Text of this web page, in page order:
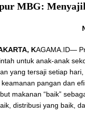
MBG:
KAGAMA.ID—
untuk anak-anak
yang tersaji setiap
keamanan pangan dan
makanan “baik”
distribusi yang baik,